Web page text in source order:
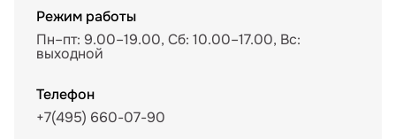
Режим работы
Пн–пт: 9.00–19.00, Сб: 10.00–17.00, Вс:
выходной
Телефон
+7(495) 660-07-90